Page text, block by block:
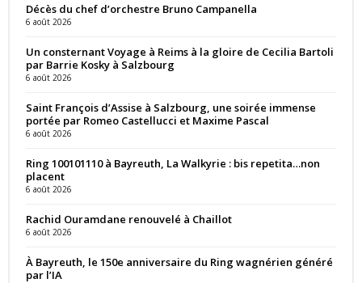
Décès du chef d’orchestre Bruno Campanella
6 août 2026
Un consternant Voyage à Reims à la gloire de Cecilia Bartoli
par Barrie Kosky à Salzbourg
6 août 2026
Saint François d’Assise à Salzbourg, une soirée immense
portée par Romeo Castellucci et Maxime Pascal
6 août 2026
Ring 100101110 à Bayreuth, La Walkyrie : bis repetita…non
placent
6 août 2026
Rachid Ouramdane renouvelé à Chaillot
6 août 2026
À Bayreuth, le 150e anniversaire du Ring wagnérien généré
par l’IA